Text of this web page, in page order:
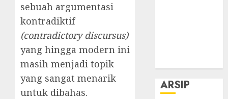
sebuah argumentasi
kontradiktif
(contradictory discursus)
yang hingga modern ini
masih menjadi topik
yang sangat menarik
untuk dibahas.
ARSIP